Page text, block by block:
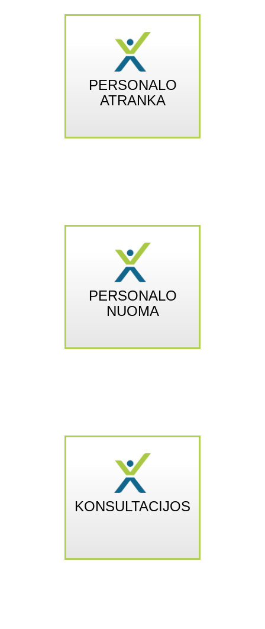
PERSONALO
ATRANKA
PERSONALO
NUOMA
KONSULTACIJOS